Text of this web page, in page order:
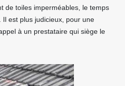
de toiles imperméables, le temps
Il est plus judicieux, pour une
à un prestataire qui siège le